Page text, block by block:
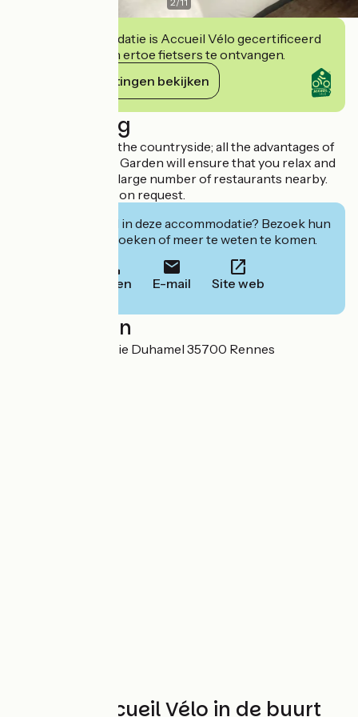
Deze accommodatie is Accueil Vélo gecertificeerd
en verbindt zich ertoe fietsers te ontvangen.
Haar verplichtingen bekijken
Beschrijving
All the delights of the countryside; all the advantages of
the city centre. Le Garden will ensure that you relax and
enjoy your stay. A large number of restaurants nearby.
Car park available on request.
Geïnteresseerd in deze accommodatie? Bezoek hun
website om te boeken of meer te weten te komen.
Bellen E-mail Site web
Localisation
3bis rue Jean-Marie Duhamel 35700 Rennes
Andere Accueil Vélo in de buurt